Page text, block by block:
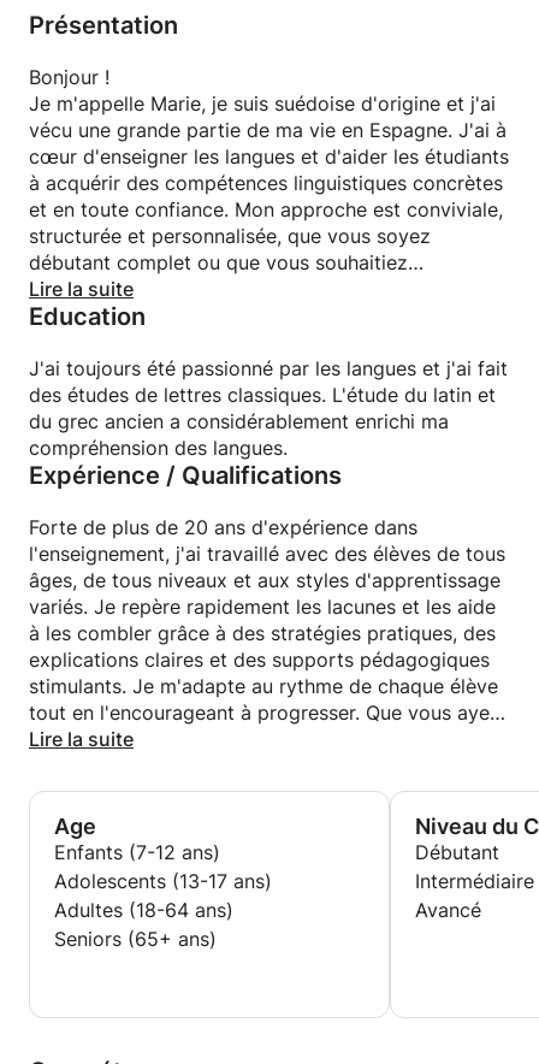
- Apprendre la grammaire avec des exemples clairs
- Combler vos lacunes grâce à des stratégies
pratiques
- Bénéficier de cours personnalisés, adaptés à vos
besoins et à votre rythme d'apprentissage
- Développer votre confiance en vous
🇪🇸 Apprendre l'espagnol deviendra un plaisir ! Je
serais ravie de vous aider à atteindre vos objectifs
linguistiques ! Réservez votre premier cours et
commencez – ou poursuivez – votre apprentissage
Et si vous avez des questions ou des doutes,
n’hésitez pas à m’envoyer un message ; je serai ravie
de vous aider !
¡Nos vemos pronto!
Présentation
Bonjour !
Je m'appelle Marie, je suis suédoise d'origine et j'ai
vécu une grande partie de ma vie en Espagne. J'ai à
cœur d'enseigner les langues et d'aider les étudiants
à acquérir des compétences linguistiques concrètes
et en toute confiance. Mon approche est conviviale,
structurée et personnalisée, que vous soyez
débutant complet ou que vous souhaitiez
perfectionner votre aisance.
Lire la suite
Education
J'ai toujours été passionné par les langues et j'ai fait
des études de lettres classiques. L'étude du latin et
du grec ancien a considérablement enrichi ma
compréhension des langues.
Expérience / Qualifications
Forte de plus de 20 ans d'expérience dans
l'enseignement, j'ai travaillé avec des élèves de tous
âges, de tous niveaux et aux styles d'apprentissage
variés. Je repère rapidement les lacunes et les aide
à les combler grâce à des stratégies pratiques, des
explications claires et des supports pédagogiques
stimulants. Je m'adapte au rythme de chaque élève
tout en l'encourageant à progresser. Que vous ayez
des difficultés en grammaire, en prononciation, en
accompagnerai avec patience et un plan structuré.
Lire la suite
Age
Enfants (7-12 ans)
Adolescents (13-17 ans)
Adultes (18-64 ans)
Seniors (65+ ans)
Niveau du
Débutant
Intermédiaire
Avancé